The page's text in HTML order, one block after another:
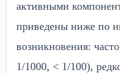
активными
приведены ниже по
возникновения:
1/1000, < 1/100),